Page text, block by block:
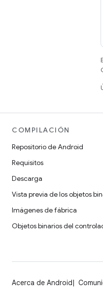
COMPILACIÓN
Repositorio de Android
Requisitos
Descarga
Vista previa de los objetos
Imágenes de fábrica
Objetos binarios del
Acerca de Android